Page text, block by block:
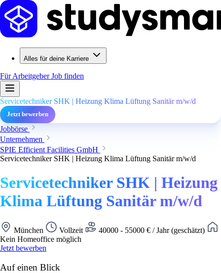
Alles für deine Karriere
Für ArbeitgeberJob finden
Servicetechniker SHK | Heizung Klima Lüftung Sanitär m/w/d
Jetzt bewerben
Jobbörse
Unternehmen
SPIE Efficient Facilities GmbH
Servicetechniker SHK | Heizung Klima Lüftung Sanitär m/w/d
Servicetechniker SHK | Heizung
Klima Lüftung Sanitär m/w/d
München Vollzeit
40000 - 55000 € / Jahr (geschätzt)
Kein Homeoffice möglich
Jetzt bewerben
Auf einen Blick